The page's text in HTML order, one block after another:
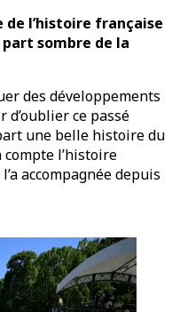
l’histoire française
sombre de la
des développements
d’oublier ce passé
une belle histoire du
l’histoire
accompagnée depuis